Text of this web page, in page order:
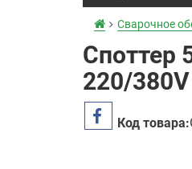
Сварочное
Споттер
220/380V
Код товара: